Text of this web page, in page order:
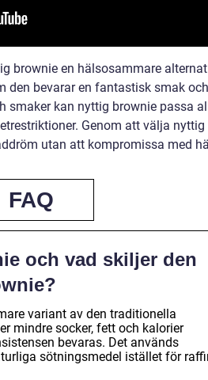
brownie en hälsosammare
den bevarar en fantastisk smak och
smaker kan nyttig brownie passa
Genom att välja
utan att kompromissa med
FAQ
och vad skiljer den
variant av den traditionella
mindre socker, fett och kalorier
bevaras. Det används
sötningsmedel istället för